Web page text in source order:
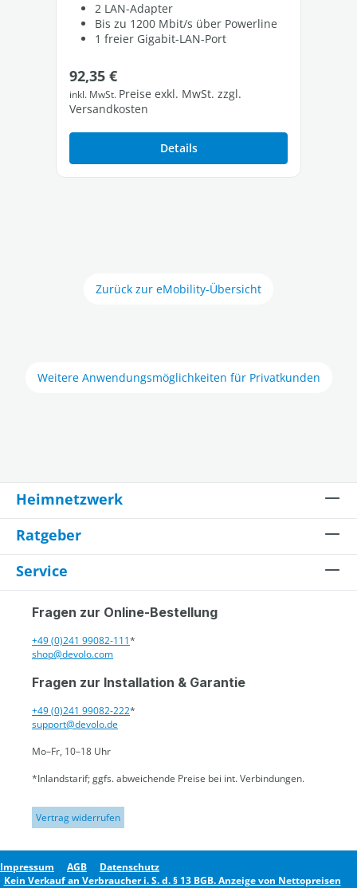
2 LAN-Adapter
Bis zu 1200 Mbit/s über Powerline
1 freier Gigabit-LAN-Port
Regulärer Preis:
92,35 €
inkl. MwSt. Preise exkl. MwSt. zzgl.
Versandkosten
Details
Zurück zur eMobility-Übersicht
Weitere Anwendungsmöglichkeiten für Privatkunden
Heimnetzwerk
Ratgeber
Service
Fragen zur Online-Bestellung
+49 (0)241 99082-111*
shop@devolo.com
Fragen zur Installation & Garantie
+49 (0)241 99082-222*
support@devolo.de
Mo–Fr, 10–18 Uhr
*Inlandstarif; ggfs. abweichende Preise bei int. Verbindungen.
Vertrag widerrufen
Impressum AGB
Datenschutz
Kein Verkauf an Verbraucher i. S. d. § 13 BGB. Anzeige von Nettopreisen